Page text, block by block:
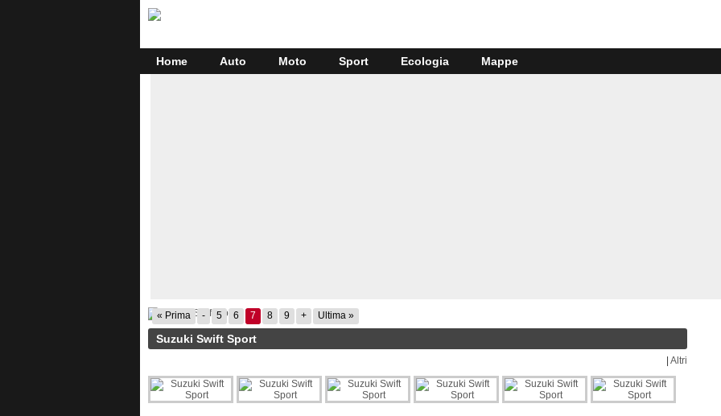
Home Auto Moto Sport Ecologia Mappe
« Prima - 5 6 7 8 9 + Ultima »
Suzuki Swift Sport
Altri